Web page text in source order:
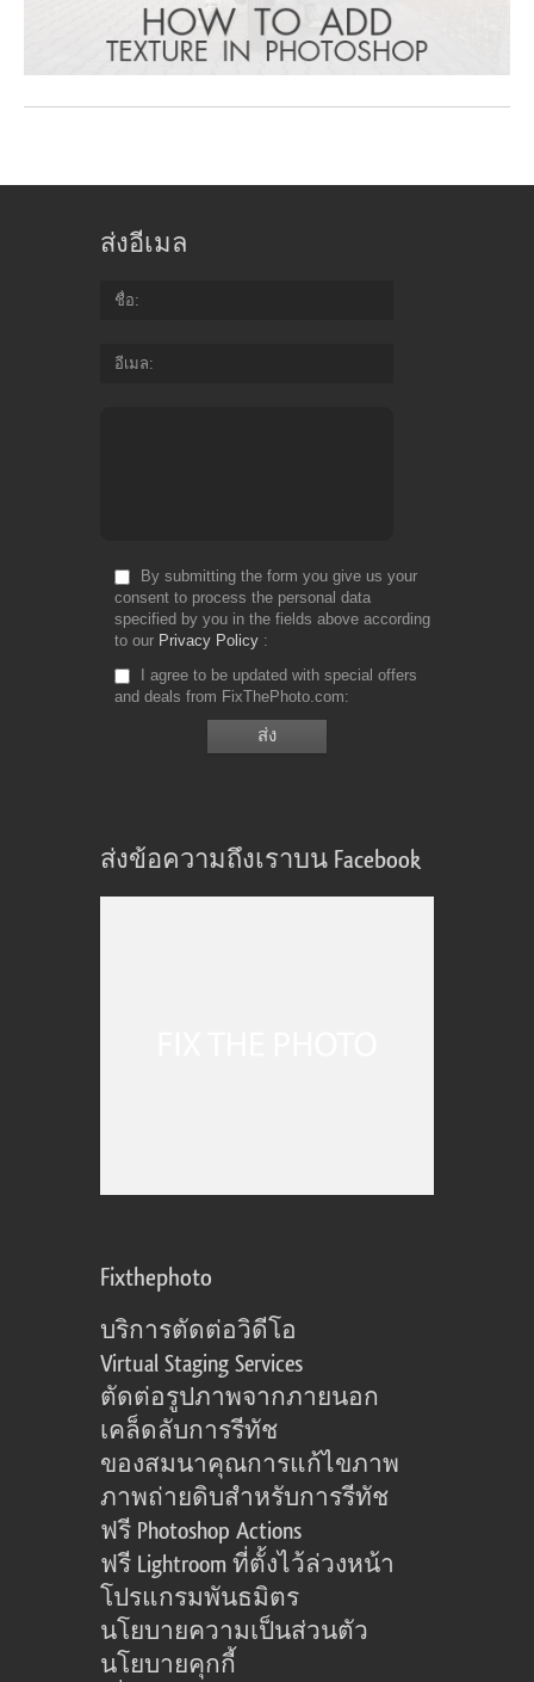
ส่งอีเมล
ชื่อ
อีเมล
By submitting the form you give us your
consent to process the personal data
specified by you in the fields above according
to our Privacy Policy
I agree to be updated with special offers
and deals from FixThePhoto.com
ส่งข้อความถึงเราบน Facebook
Fixthephoto
บริการตัดต่อวิดีโอ
Virtual Staging Services
ตัดต่อรูปภาพจากภายนอก
เคล็ดลับการรีทัช
ของสมนาคุณการแก้ไขภาพ
ภาพถ่ายดิบสำหรับการรีทัช
ฟรี Photoshop Actions
ฟรี Lightroom ที่ตั้งไว้ล่วงหน้า
โปรแกรมพันธมิตร
นโยบายความเป็นส่วนตัว
นโยบายคุกกี้